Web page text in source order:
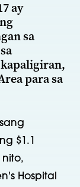
ay
sa
para sa
$1.1
Hospital